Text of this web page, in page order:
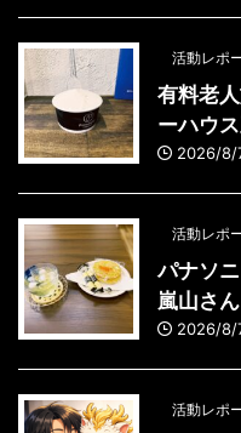
活動レポ
有料老
ーハウ
2026/8/
活動レポ
パナソ
嵐山さん
2026/8/
活動レポ